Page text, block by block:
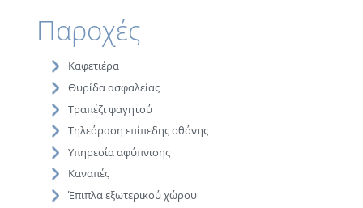
Παροχές
Καφετιέρα
Θυρίδα ασφαλείας
Τραπέζι φαγητού
Τηλεόραση επίπεδης οθόνης
Υπηρεσία αφύπνισης
Καναπές
Έπιπλα εξωτερικού χώρου